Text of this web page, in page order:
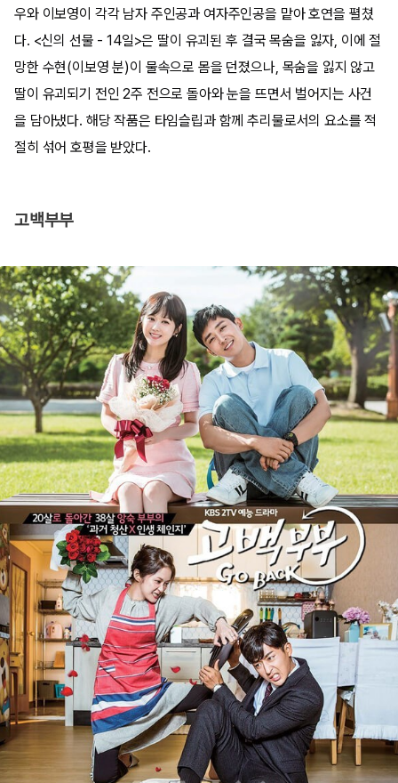
우와 이보영이 각각 남자 주인공과 여자주인공을 맡아 호연을 펼쳤
다. <신의 선물 - 14일>은 딸이 유괴된 후 결국 목숨을 잃자, 이에 절
망한 수현(이보영 분)이 물속으로 몸을 던졌으나, 목숨을 잃지 않고
딸이 유괴되기 전인 2주 전으로 돌아와 눈을 뜨면서 벌어지는 사건
을 담아냈다. 해당 작품은 타임슬립과 함께 추리물로서의 요소를 적
절히 섞어 호평을 받았다.
고백부부